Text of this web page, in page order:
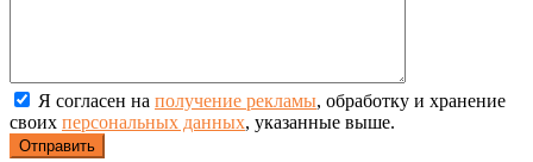
Я согласен на получение рекламы, обработку и хранение
своих персональных данных, указанные выше.